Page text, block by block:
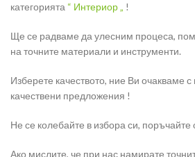
категорията “ Интериор „ !
Ще се радваме да улесним процеса,
на точните материали и инструменти.
Изберете качеството, ние Ви очакваме
качествени предложения !
Не се колебайте в избора си, поръчайте
Ако мислите, че при нас намирате